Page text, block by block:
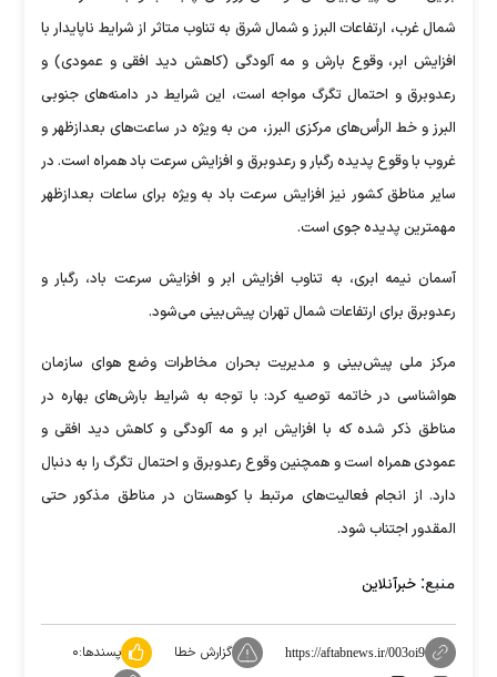
شمال غرب، ارتفاعات البرز و شمال شرق به تناوب متاثر از شرایط ناپایدار با
افزایش ابر، وقوع بارش و مه آلودگی (کاهش دید افقی و عمودی) و
رعدوبرق و احتمال تگرگ مواجه است، این شرایط در دامنه‌های جنوبی
البرز و خط الرأس‌های مرکزی البرز، من به ویژه در ساعت‌های بعدازظهر و
غروب با وقوع پدیده رگبار و رعدوبرق و افزایش سرعت باد همراه است. در
سایر مناطق کشور نیز افزایش سرعت باد به ویژه برای ساعات بعدازظهر
مهمترین پدیده جوی است.
آسمان نیمه ابری، به تناوب افزایش ابر و افزایش سرعت باد، رگبار و
رعدوبرق برای ارتفاعات شمال تهران پیش‌بینی می‌شود.
مرکز ملی پیش‌بینی و مدیریت بحران مخاطرات وضع هوای سازمان
هواشناسی در خاتمه توصیه کرد: با توجه به شرایط بارش‌های بهاره در
مناطق ذکر شده که با افزایش ابر و مه آلودگی و کاهش دید افقی و
عمودی همراه است و همچنین وقوع رعدوبرق و احتمال تگرگ را به دنبال
دارد. از انجام فعالیت‌های مرتبط با کوهستان در مناطق مذکور حتی
المقدور اجتناب شود.
منبع: خبرآنلاین
https://aftabnews.ir/003oi9 گزارش خطا پسندها:۰